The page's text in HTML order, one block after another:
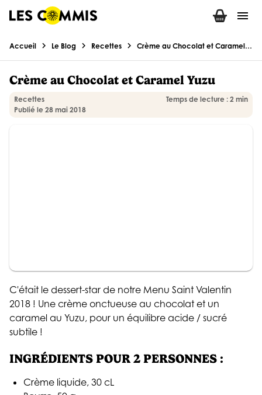
menu
Accueil chevron_right Le Blog chevron_right Recettes chevron_right Crème au Chocolat et Caramel Yuzu
Crème au Chocolat et Caramel Yuzu
Recettes
Publié le 28 mai 2018
Temps de lecture : 2 min
C'était le dessert-star de notre Menu Saint Valentin
2018 ! Une crème onctueuse au chocolat et un
caramel au Yuzu, pour un équilibre acide / sucré
subtile !
INGRÉDIENTS POUR 2 PERSONNES :
Crème liquide, 30 cL